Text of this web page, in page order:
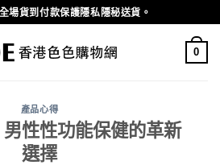
場貨到付款保護隱私隱秘送貨。
0
產品心得
性性功能保健的革新
選擇